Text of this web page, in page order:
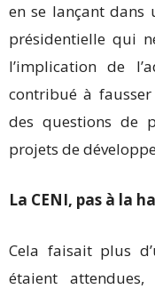
en se lançant dans
présidentielle qui
l’implication de
contribué à
des questions de
projets de
La CENI, pas à la
Cela faisait plus
étaient